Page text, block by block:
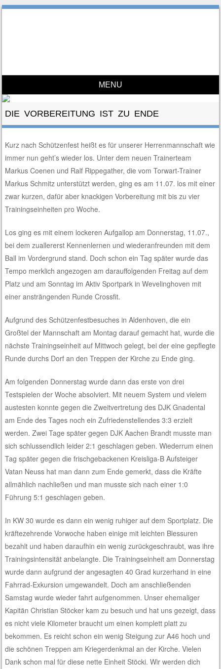
MENU
Skip to content
DIE VORBEREITUNG IST ZU ENDE
Kurz nach Schützenfest heißt es für unserer Herrenmannschaft wie
immer nun geht’s wieder los. Unter dem neuen Trainerteam
Markus Coenen und Ralf Rippegather, die vom Torwart-Trainer
Markus Schmitz unterstützt werden, ging es am 11.07. los mit einer
zwar kurzen, dafür aber knackigen Vorbereitung mit bis zu vier
Trainingseinheiten pro Woche.
Los ging es mit einem lockeren Aufgallop am Donnerstag, 11.07.,
bei dem zuallererst Kennenlernen und wiederanfreunden mit dem
Ball im Vordergrund stand. Doch schon ein Tag später wurde das
Tempo merklich angezogen am darauffolgenden Freitag auf dem
Platz und am Sonntag im Aktiv Sportpark in Wevelinghoven mit
einer ansträngenden Runde Crossfit.
Aufgrund des Schützenfestbesuches in Aldenhoven, die ein
Großtel der Mannschaft am Montag darauf gemacht hat, wurde die
nächste Trainingseinheit auf Mittwoch gelegt, bei der eine gepflegte
Runde durchs Dorf an den Treppen der Kirche zu Ende ging.
Am folgenden Donnerstag wurde dann das erste von drei
Testspielen der Woche absolviert. Mit neuem System und vielem
austesten konnte gegen die Zweitvertretung des DJK Gnadental
am Ende des Tages noch ein Zufriedenstellendes 3:3 erzielt
werden. Zwei Tage später gegen DJK Aachen Brandt musste man
sich schlussendlich leider 2:1 geschlagen geben. Wiederrum einen
Tag später gegen die frischgebackenen Kreisliga-B Aufsteiger
Vatan Neuss hat man dann zum Ende gemerkt, dass die Kräfte
allmählich nachließen und man musste sich nach einer 1:0
Führung 5:1 geschlagen geben.
In KW 30 wurde es dann ein wenig ruhiger auf dem Sportplatz. Die
kräftezehrende Vorwoche haben einige mit leichten Blessuren
bezahlt und haben daraufhin ein wenig zurückgeschraubt, was ihre
Trainingsintensität anbelangte. Die Trainingseinheit am Donnerstag
wurde dann aufgrund der angesagten 40 Grad kurzerhand in eine
Fahrrad-Exkursion umgewandelt. Doch am anschließenden
Samstag wurde wieder fahrt aufgenommen. Unser ehemaliger
Kapitän Christian Stöcker kam zu besuch und hat uns gezeigt, dass
es nicht viele Kilometer braucht um einen komplett platt zu
bekommen. Es reicht schon ein wenig Steigung zur A46 hoch und
die schönen Treppen am Kriegerdenkmal an der Kirche. Vielen
Dank schon mal für diese nette Einheit Stöcki. Wir werden dich